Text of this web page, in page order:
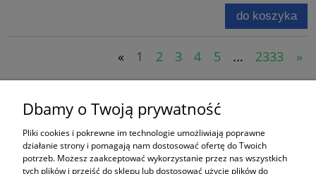
do koszyka
« 1 2 3 4 5 ... 2333 »
Koszyk
produktów: 0
wartość: 0,00 zł
przejdź do koszyka
Dbamy o Twoją prywatność
Pliki cookies i pokrewne im technologie umożliwiają poprawne
działanie strony i pomagają nam dostosować ofertę do Twoich
potrzeb. Możesz zaakceptować wykorzystanie przez nas wszystkich
tych plików i przejść do sklepu lub dostosować użycie plików do